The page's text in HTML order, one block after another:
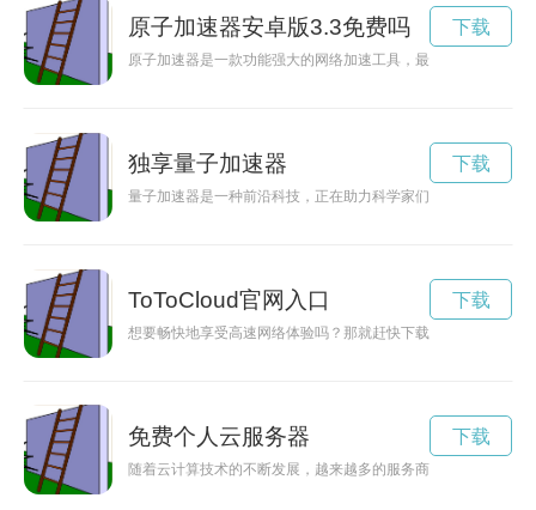
原子加速器安卓版3.3免费吗
原子加速器是一款功能强大的网络加速工具，最新的安卓版3.3
下载
独享量子加速器
量子加速器是一种前沿科技，正在助力科学家们探索未知领域
下载
ToToCloud官网入口
想要畅快地享受高速网络体验吗？那就赶快下载toto加速器吧
下载
免费个人云服务器
随着云计算技术的不断发展，越来越多的服务商开始提供免费
下载